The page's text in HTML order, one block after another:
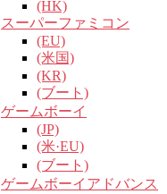
(HK)
スーパーファミコン
(EU)
(米国)
(KR)
(ブート)
ゲームボーイ
(JP)
(米·EU)
(ブート)
ゲームボーイアドバンス